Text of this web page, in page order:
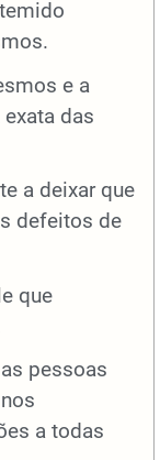
e a
das
a deixar que
defeitos de
que
pessoas
a todas